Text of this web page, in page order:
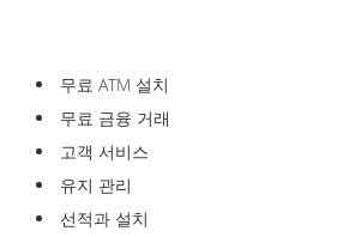
무료 ATM 설치
무료 금융 거래
고객 서비스
유지 관리
선적과 설치